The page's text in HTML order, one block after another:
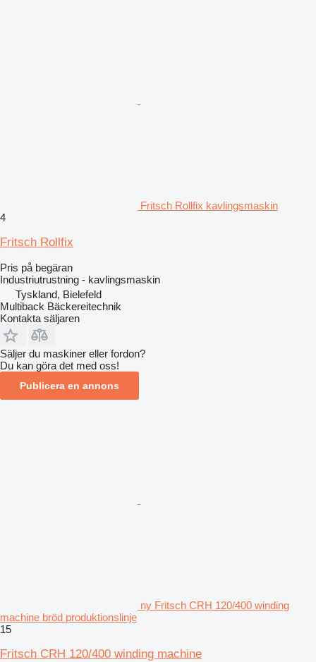
Fritsch Rollfix kavlingsmaskin
4
Fritsch Rollfix
Pris på begäran
Industriutrustning - kavlingsmaskin
Tyskland, Bielefeld
Multiback Bäckereitechnik
Kontakta säljaren
Säljer du maskiner eller fordon?
Du kan göra det med oss!
Publicera en annons
ny Fritsch CRH 120/400 winding
machine bröd produktionslinje
15
Fritsch CRH 120/400 winding machine